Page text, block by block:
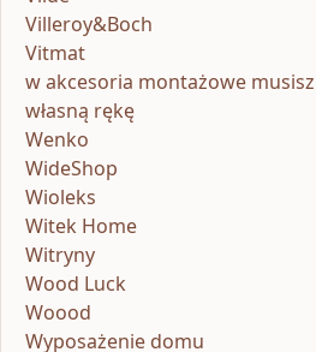
Villeroy&Boch
Vitmat
w akcesoria montażowe
własną rękę
Wenko
WideShop
Wioleks
Witek Home
Witryny
Wood Luck
Woood
Wyposażenie domu